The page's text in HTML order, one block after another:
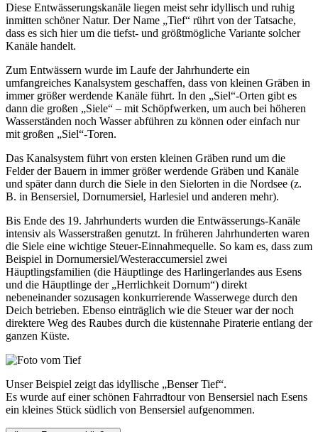
Diese Entwässerungskanäle liegen meist sehr idyllisch und ruhig
inmitten schöner Natur. Der Name „Tief“ rührt von der Tatsache,
dass es sich hier um die tiefst- und größtmögliche Variante solcher
Kanäle handelt.
Zum Entwässern wurde im Laufe der Jahrhunderte ein
umfangreiches Kanalsystem geschaffen, dass von kleinen Gräben in
immer größer werdende Kanäle führt. In den „Siel“-Orten gibt es
dann die großen „Siele“ – mit Schöpfwerken, um auch bei höheren
Wasserständen noch Wasser abführen zu können oder einfach nur
mit großen „Siel“-Toren.
Das Kanalsystem führt von ersten kleinen Gräben rund um die
Felder der Bauern in immer größer werdende Gräben und Kanäle
und später dann durch die Siele in den Sielorten in die Nordsee (z.
B. in Bensersiel, Dornumersiel, Harlesiel und anderen mehr).
Bis Ende des 19. Jahrhunderts wurden die Entwässerungs-Kanäle
intensiv als Wasserstraßen genutzt. In früheren Jahrhunderten waren
die Siele eine wichtige Steuer-Einnahmequelle. So kam es, dass zum
Beispiel in Dornumersiel/Westeraccumersiel zwei
Häuptlingsfamilien (die Häuptlinge des Harlingerlandes aus Esens
und die Häuptlinge der „Herrlichkeit Dornum“) direkt
nebeneinander sozusagen konkurrierende Wasserwege durch den
Deich betrieben. Ebenso einträglich wie die Steuer war der noch
direktere Weg des Raubes durch die küstennahe Piraterie entlang der
ganzen Küste.
Unser Beispiel zeigt das idyllische „Benser Tief“.
Es wurde auf einer schönen Fahrradtour von Bensersiel nach Esens
ein kleines Stück südlich von Bensersiel aufgenommen.